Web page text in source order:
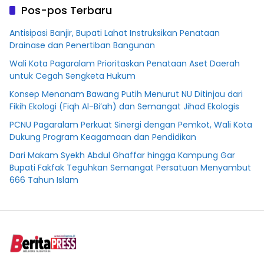
Pos-pos Terbaru
Antisipasi Banjir, Bupati Lahat Instruksikan Penataan
Drainase dan Penertiban Bangunan
Wali Kota Pagaralam Prioritaskan Penataan Aset Daerah
untuk Cegah Sengketa Hukum
Konsep Menanam Bawang Putih Menurut NU Ditinjau dari
Fikih Ekologi (Fiqh Al-Bi’ah) dan Semangat Jihad Ekologis
PCNU Pagaralam Perkuat Sinergi dengan Pemkot, Wali Kota
Dukung Program Keagamaan dan Pendidikan
Dari Makam Syekh Abdul Ghaffar hingga Kampung Gar
Bupati Fakfak Teguhkan Semangat Persatuan Menyambut
666 Tahun Islam